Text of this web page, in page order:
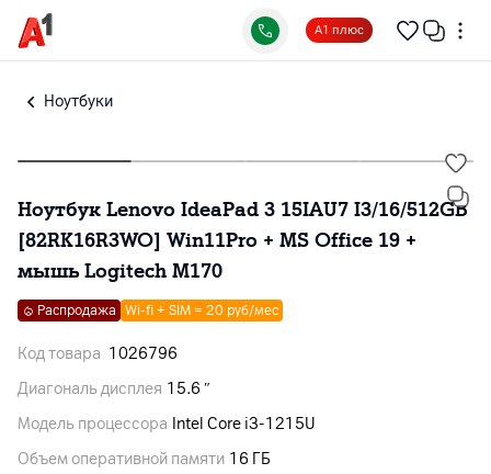
А1 плюс
Ноутбуки
Ноутбук Lenovo IdeaPad 3 15IAU7 I3/16/512GB
[82RK16R3WO] Win11Pro + MS Office 19 +
мышь Logitech M170
Распродажа Wi-fi + SIM = 20 руб/мес
Код товара 1026796
Диагональ дисплея 15.6 ″
Модель процессора Intel Core i3-1215U
Объем оперативной памяти 16 ГБ